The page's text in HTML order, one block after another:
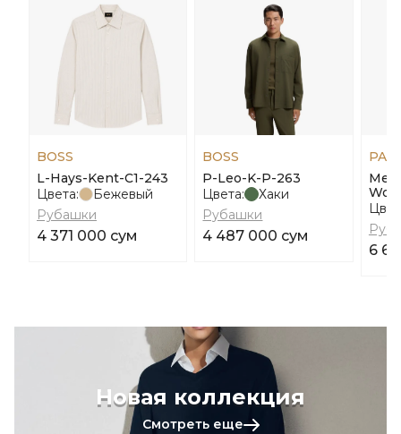
BOSS
L-Hays-Kent-C1-243
Цвета:
Бежевый
Рубашки
4 371 000 сум
BOSS
P-Leo-K-P-263
Цвета:
Хаки
Рубашки
4 487 000 сум
6
Новая коллекция
Смотреть еще